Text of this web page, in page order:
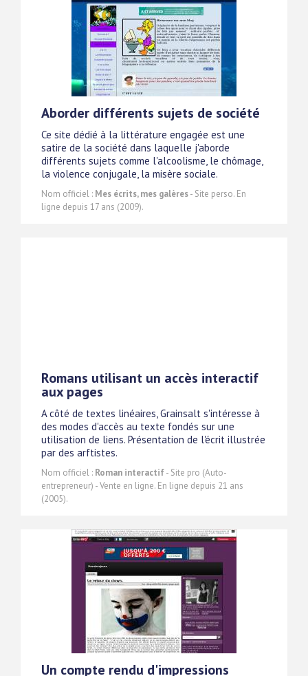
Aborder différents sujets de société
Ce site dédié à la littérature engagée est une
satire de la société dans laquelle j'aborde
différents sujets comme l'alcoolisme, le chômage,
la violence conjugale, la misère sociale.
Nom officiel : Mes écrits, mes galères- Site perso. En
ligne depuis 17 ans (2009).
Romans utilisant un accès interactif
aux pages
A côté de textes linéaires, Grainsalt s'intéresse à
des modes d'accès au texte fondés sur une
utilisation de liens. Présentation de l'écrit illustrée
par des arftistes.
Nom officiel : Roman interactif- Site pro (Auto-
entrepreneur) - Vente en ligne. En ligne depuis 21 ans
(2005).
Un compte rendu d'impressions